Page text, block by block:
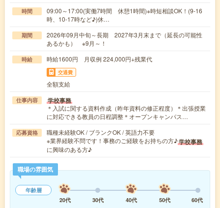
時間
09:00～17:00(実働7時間 休憩1時間)※時短相談OK！(9-16
時、10-17時など♪)休…
期間
2026年09月中旬～長期 2027年3月末まで（延長の可能性
あるかも） ※9月～！
時給 時給1600円 月収例 224,000円+残業代
交通費
全額支給
仕事内容 学校事務
＊入試に関する資料作成（昨年資料の修正程度）＊出張授業
に対応できる教員の日程調整＊オープンキャンパス…
応募資格
職種未経験OK / ブランクOK / 英語力不要
※業界経験不問です！事務のご経験をお持ちの方♪学校事務
に興味のある方♪
職場の雰囲気
年齢層
20代
30代 40代 50代
60代